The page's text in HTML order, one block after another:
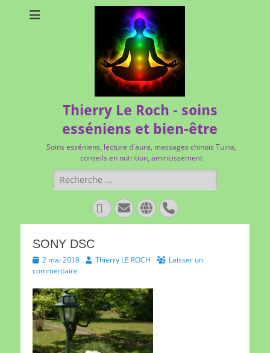
Thierry Le Roch - soins
esséniens et bien-être
Soins esséniens, lecture d'aura, massages chinois Tuina,
conseils en nutrition, amincissement
Rechercher :
Facebook
E-
mail
Site
web
Tél
SONY DSC
Posted
on
2 mai 2018 Author
Thierry LE ROCH
Laisser un
commentaire